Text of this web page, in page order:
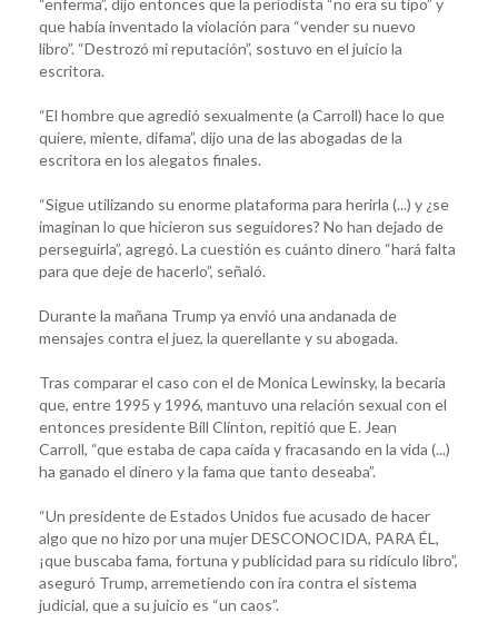
que había inventado la violación para “vender su nuevo
libro”. “Destrozó mi reputación”, sostuvo en el juicio la
escritora.
“El hombre que agredió sexualmente (a Carroll) hace lo que
quiere, miente, difama”, dijo una de las abogadas de la
escritora en los alegatos finales.
“Sigue utilizando su enorme plataforma para herirla (...) y ¿se
imaginan lo que hicieron sus seguidores? No han dejado de
perseguirla”, agregó. La cuestión es cuánto dinero “hará falta
para que deje de hacerlo”, señaló.
Durante la mañana Trump ya envió una andanada de
mensajes contra el juez, la querellante y su abogada.
Tras comparar el caso con el de Monica Lewinsky, la becaria
que, entre 1995 y 1996, mantuvo una relación sexual con el
entonces presidente Bill Clinton, repitió que E. Jean
Carroll, “que estaba de capa caída y fracasando en la vida (...)
ha ganado el dinero y la fama que tanto deseaba”.
“Un presidente de Estados Unidos fue acusado de hacer
algo que no hizo por una mujer DESCONOCIDA, PARA ÉL,
¡que buscaba fama, fortuna y publicidad para su ridículo libro”,
aseguró Trump, arremetiendo con ira contra el sistema
judicial, que a su juicio es “un caos”.